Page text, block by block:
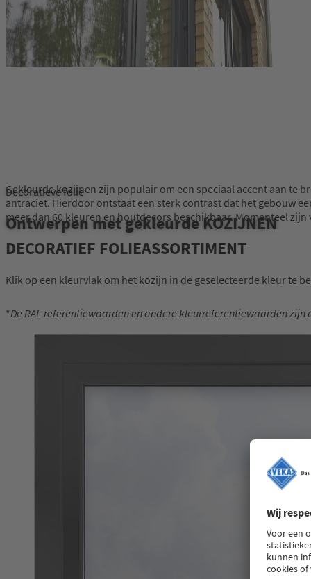
Decoratieve folie
Ontwerpen met gekleurde KOZIJNEN
Gekleurde kozijnen zijn populair om een speciaal accent aan te
antraciet. Hierdoor ontstaat een sterk contrast dat het gebouw
meer dan 60 kleuren en houtdecors beschikbaar. Momenteel
DECORATIEF FOLIEASSORTIMENT
Klik op een kleurvlak om het kozijn in de geselecteerde kleur te
*De RAL-referentiewaarden en andere kleurreferentiewaarden